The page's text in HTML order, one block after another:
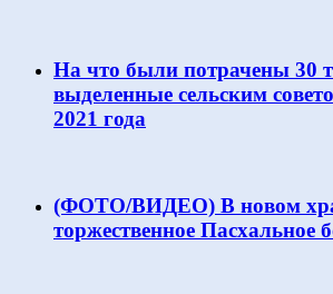
На что были потрачены 30
выделенные сельским
2021 года
(ФОТО/ВИДЕО) В новом
торжественное Пасхальное